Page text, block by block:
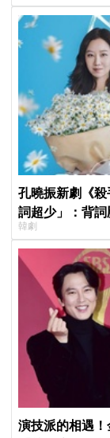
孔曉振新劇《
詞超少」：背
韓劇
演技派的相遇